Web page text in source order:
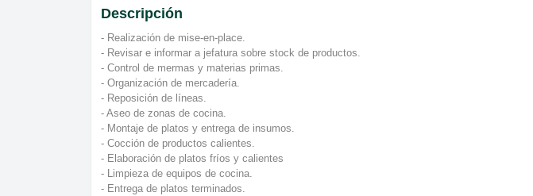
Descripción
- Realización de mise-en-place.
- Revisar e informar a jefatura sobre stock de productos.
- Control de mermas y materias primas.
- Organización de mercadería.
- Reposición de líneas.
- Aseo de zonas de cocina.
- Montaje de platos y entrega de insumos.
- Cocción de productos calientes.
- Elaboración de platos fríos y calientes
- Limpieza de equipos de cocina.
- Entrega de platos terminados.